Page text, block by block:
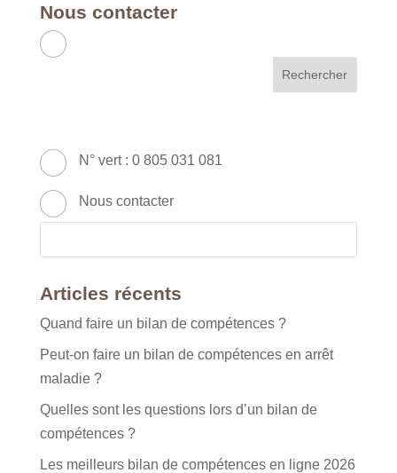
Nous contacter
49 Avenue Franklin Roosevelt - 77210
N° vert : 0 805 031 081
Nous contacter
Articles récents
Quand faire un bilan de compétences ?
Peut-on faire un bilan de compétences en arrêt
maladie ?
Quelles sont les questions lors d’un bilan de
compétences ?
Les meilleurs bilan de compétences en ligne 2026